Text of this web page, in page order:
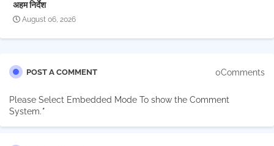
अहम निर्देश
August 06, 2026
POST A COMMENT 0Comments
Please Select Embedded Mode To show the Comment
System.*